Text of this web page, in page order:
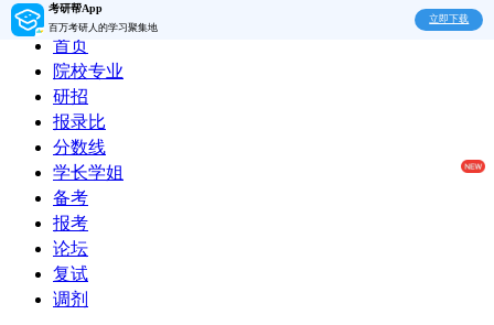
考研帮App
百万考研人的学习聚集地
立即下载
首页
院校专业
研招
报录比
分数线
学长学姐
备考
报考
论坛
复试
调剂